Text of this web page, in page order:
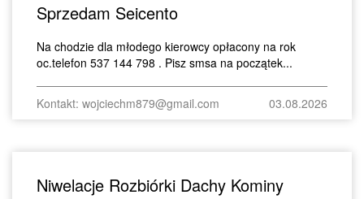
Sprzedam Seicento
Na chodzie dla młodego kierowcy opłacony na rok
oc.telefon 537 144 798 . Pisz smsa na początek...
Kontakt: wojciechm879@gmail.com 03.08.2026
Niwelacje Rozbiórki Dachy Kominy